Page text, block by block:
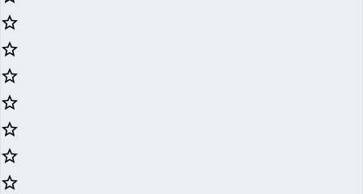
star_border
star_border
star_border
star_border
star_border
star_border
star_border